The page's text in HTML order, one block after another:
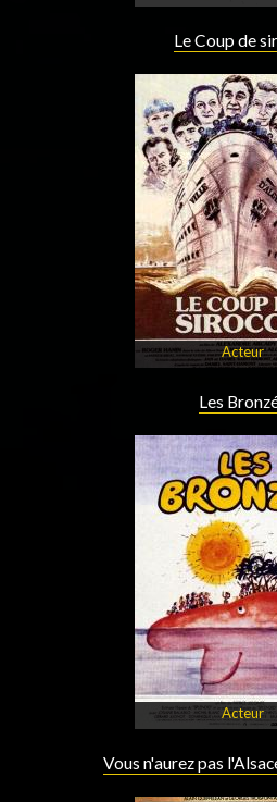
Le Coup de
Acteur
Les
Acteur
Vous n'aurez pas